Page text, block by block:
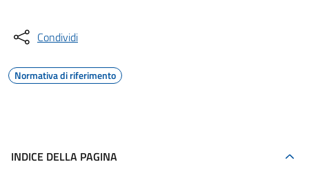
Condividi
Normativa di riferimento
INDICE DELLA PAGINA